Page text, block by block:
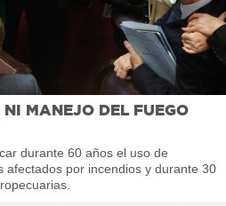
MANEJO DEL FUEGO
durante 60 años el uso de
afectados por incendios y durante 30